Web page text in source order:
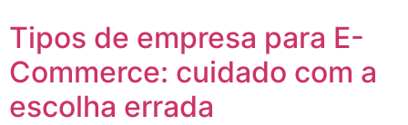
Tipos de empresa para E-
Commerce: cuidado com a
escolha errada